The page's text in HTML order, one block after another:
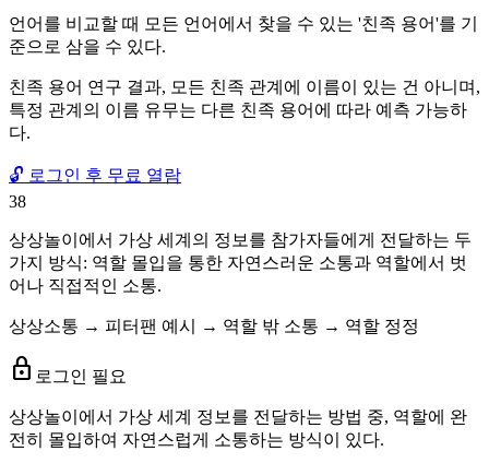
언어를 비교할 때 모든 언어에서 찾을 수 있는 '친족 용어'를 기
준으로 삼을 수 있다.
친족 용어 연구 결과, 모든 친족 관계에 이름이 있는 건 아니며,
특정 관계의 이름 유무는 다른 친족 용어에 따라 예측 가능하
다.
🔓 로그인 후 무료 열람
38
상상놀이에서 가상 세계의 정보를 참가자들에게 전달하는 두
가지 방식: 역할 몰입을 통한 자연스러운 소통과 역할에서 벗
어나 직접적인 소통.
상상소통 → 피터팬 예시 → 역할 밖 소통 → 역할 정정
lock 로그인 필요
상상놀이에서 가상 세계 정보를 전달하는 방법 중, 역할에 완
전히 몰입하여 자연스럽게 소통하는 방식이 있다.